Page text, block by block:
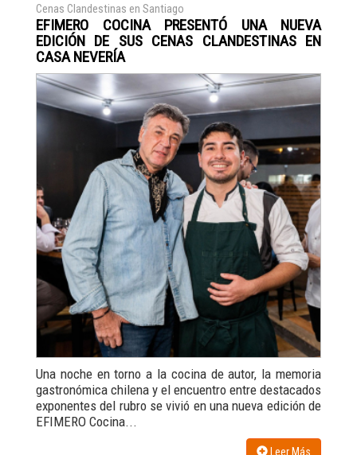
Cenas Clandestinas en Santiago
EFIMERO COCINA PRESENTÓ UNA NUEVA
EDICIÓN DE SUS CENAS CLANDESTINAS EN
CASA NEVERÍA
Una noche en torno a la cocina de autor, la memoria
gastronómica chilena y el encuentro entre destacados
exponentes del rubro se vivió en una nueva edición de
EFIMERO Cocina...
Leer Más